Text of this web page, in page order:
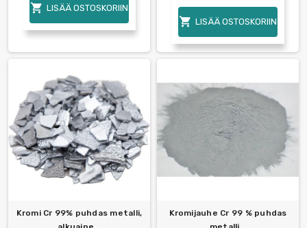
 LISÄÄ OSTOSKORIIN
 LISÄÄ OSTOSKORIIN
Kromi Cr 99% puhdas metalli,
Kromijauhe Cr 99 % puhdas